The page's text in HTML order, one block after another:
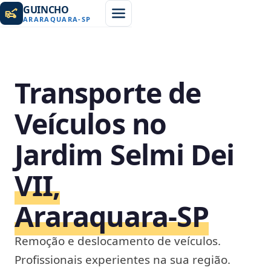
GUINCHO
ARARAQUARA-SP
Transporte de
Veículos no
Jardim Selmi Dei
VII,
Araraquara‑SP
Remoção e deslocamento de veículos.
Profissionais experientes na sua região.